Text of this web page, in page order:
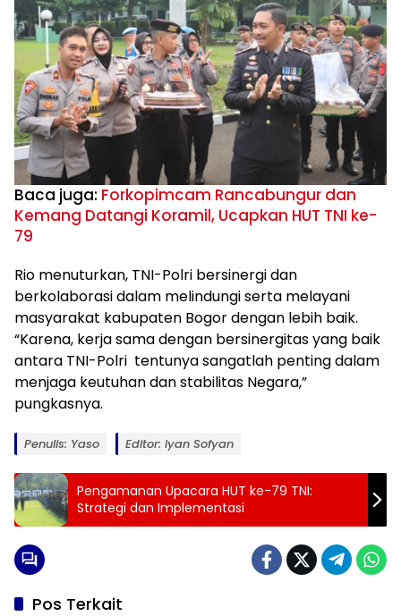
Baca juga: Forkopimcam Rancabungur dan
Kemang Datangi Koramil, Ucapkan HUT TNI ke-
79
Rio menuturkan, TNI-Polri bersinergi dan
berkolaborasi dalam melindungi serta melayani
masyarakat kabupaten Bogor dengan lebih baik.
“Karena, kerja sama dengan bersinergitas yang baik
antara TNI-Polri tentunya sangatlah penting dalam
menjaga keutuhan dan stabilitas Negara,”
pungkasnya.
Penulis: Yaso Editor: Iyan Sofyan
Pengamanan Upacara HUT ke-79 TNI:
Strategi dan Implementasi
Pos Terkait